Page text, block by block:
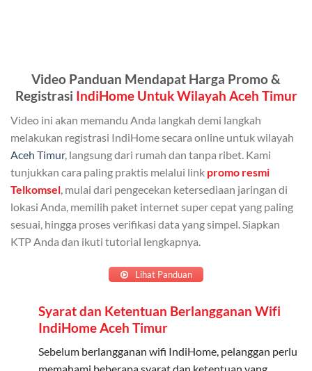
Bisa Dibagi Hingga 5 Anggota
Admin dapat mendaftarkan hingga 5 anggota
keluarga atau teman untuk menggunakan kuota ini.
Berlaku Nasional
Kuota keluarga bisa digunakan di seluruh Indonesia
untuk jaringan 2G, 3G, dan 4G.
Tidak Berlaku untuk Roaming
Daftarkan Anggota: Admin dapat mendaftarkan anggota
Bagikan Kuota: Setelah terdaftar, anggota bisa langsung
Video Panduan Mendapat Harga Promo &
Registrasi IndiHome Untuk Wilayah Aceh Timur
Video ini akan memandu Anda langkah demi langkah
melakukan registrasi IndiHome secara online untuk wilayah
Aceh Timur, langsung dari rumah dan tanpa ribet. Kami
tunjukkan cara paling praktis melalui link promo resmi
Telkomsel , mulai dari pengecekan ketersediaan jaringan di
lokasi Anda, memilih paket internet super cepat yang paling
sesuai, hingga proses verifikasi data yang simpel. Siapkan
KTP Anda dan ikuti tutorial lengkapnya.
Lihat Panduan
Syarat dan Ketentuan Berlangganan Wifi
IndiHome Aceh Timur
Sebelum berlangganan wifi IndiHome, pelanggan perlu